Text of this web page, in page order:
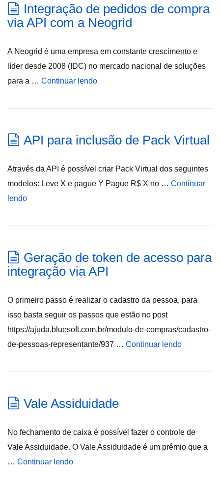
Integração de pedidos de compra
via API com a Neogrid
A Neogrid é uma empresa em constante crescimento e
líder desde 2008 (IDC) no mercado nacional de soluções
para a … Continuar lendo
API para inclusão de Pack Virtual
Através da API é possível criar Pack Virtual dos seguintes
modelos: Leve X e pague Y Pague R$ X no … Continuar
lendo
Geração de token de acesso para
integração via API
O primeiro passo é realizar o cadastro da pessoa, para
isso basta seguir os passos que estão no post
https://ajuda.bluesoft.com.br/modulo-de-compras/cadastro-
de-pessoas-representante/937 … Continuar lendo
Vale Assiduidade
No fechamento de caixa é possível fazer o controle de
Vale Assiduidade. O Vale Assiduidade é um prêmio que a
… Continuar lendo